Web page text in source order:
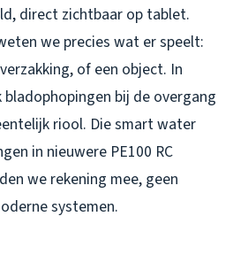
direct zichtbaar op tablet.
we precies wat er speelt:
of een object. In
bladophopingen bij de overgang
riool. Die smart water
in nieuwere PE100 RC
we rekening mee, geen
systemen.